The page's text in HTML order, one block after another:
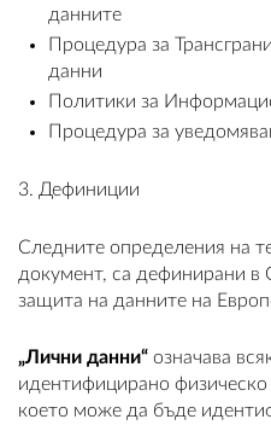
данните
Процедура за
данни
Политики за
Процедура за
3. Дефиниции
Следните определения на
документ, са дефинирани
защита на данните на
„Лични данни“ означава
идентифицирано
което може да бъде